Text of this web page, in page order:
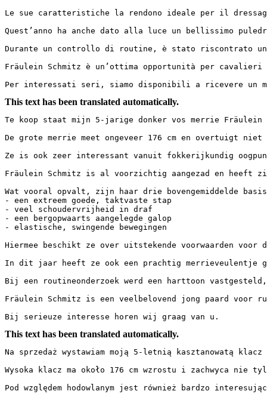
Le sue caratteristiche la rendono ideale per il
Quest’anno ha anche dato alla luce un bellissimo
Durante un controllo di routine, è stato riscontrato
Fräulein Schmitz è un’ottima opportunità per
Per interessati seri, siamo disponibili a ricevere un
This text has been translated automatically.
Te koop staat mijn 5-jarige donker vos merrie
De grote merrie meet ongeveer 176 cm en overtuigt
Ze is ook zeer interessant vanuit fokkerijkundig
Fräulein Schmitz is al voorzichtig aangezad en
Wat vooral opvalt, zijn haar drie bovengemiddelde
- een extreem goede, taktvaste stap
- veel schoudervrijheid in draf
- een bergopwaarts aangelegde galop
- elastische, swingende bewegingen
Hiermee beschikt ze over uitstekende voorwaarden voor
In dit jaar heeft ze ook een prachtig merrieveulentje
Bij een routineonderzoek werd een harttoon
Fräulein Schmitz is een veelbelovend jong paard
Bij serieuze interesse horen wij graag van u.
This text has been translated automatically.
Na sprzedaż wystawiam moją 5-letnią kasztanowatą
Wysoka klacz ma około 176 cm wzrostu i zachwyca nie
Pod względem hodowlanym jest również bardzo